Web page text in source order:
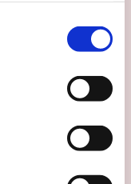
L!SA/ MAGGIE/